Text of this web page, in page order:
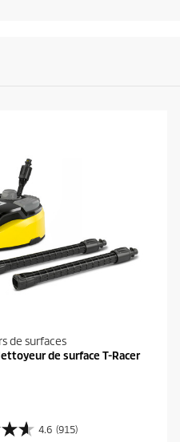
de surfaces
de surface T-Racer
4.6 (915)